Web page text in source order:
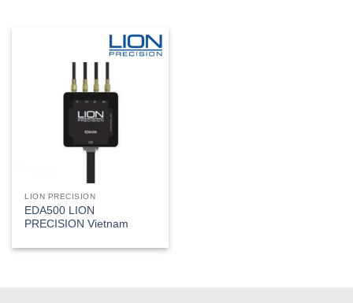
LION PRECISION
EDA500 LION
PRECISION Vietnam